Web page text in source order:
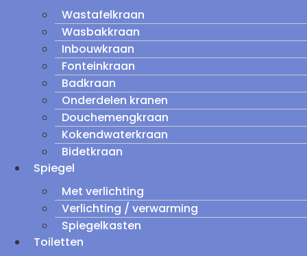
Wastafelkraan
Wasbakkraan
Inbouwkraan
Fonteinkraan
Badkraan
Onderdelen kranen
Douchemengkraan
Kokendwaterkraan
Bidetkraan
Spiegel
Met verlichting
Verlichting / verwarming
Spiegelkasten
Toiletten